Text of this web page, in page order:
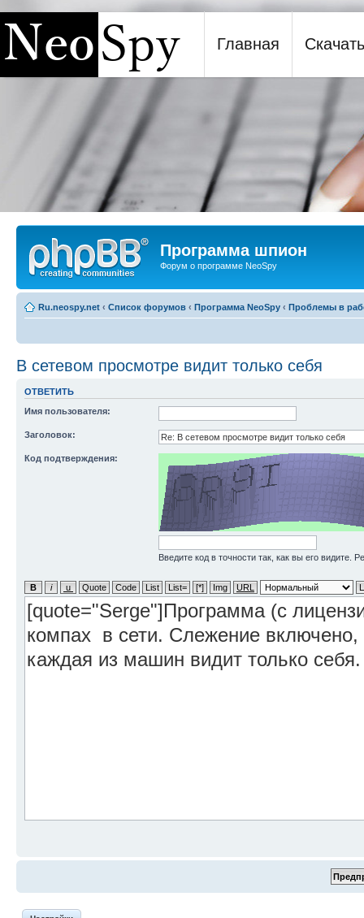
Программа шпион NeoSpy
Главная Скачать
Программа шпион
Форум о программе NeoSpy
Ru.neospy.net ‹ Список форумов ‹ Программа NeoSpy ‹ Проблемы в
В сетевом просмотре видит только себя
ОТВЕТИТЬ
Имя пользователя:
Заголовок:
Код подтверждения:
Введите код в точности так, как вы его видите.